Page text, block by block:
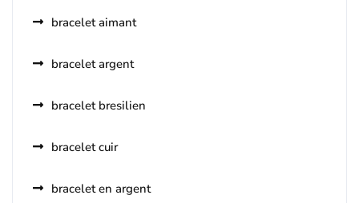
bracelet aimant
bracelet argent
bracelet bresilien
bracelet cuir
bracelet en argent